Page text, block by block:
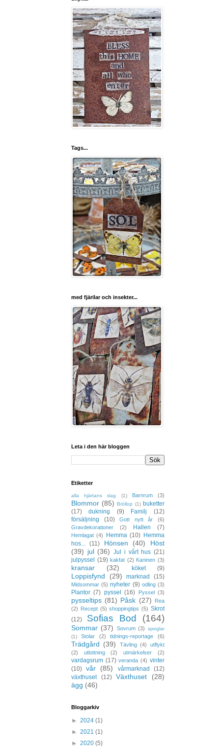
Tags...
med fjärilar och insekter...
Leta i den här bloggen
Etiketter
alla hjärtans dag (1) Barnrum (3)
Blommor (85) Bröllop (1) buketter
(17)
dukning (9) Familj
(12)
försäljning
(10) Gott nytt år
(6)
Gravdekorationer
(2) Hallen (7)
Hemlagat (4) Hemma (10) Hemma
hos...
(11) Hönsen (40)
Höst
(39) jul (36) Jul i vårt hus (21)
julpyssel
(19) kakfat (2) Kaninen (3)
kransar (32) köket (9)
Loppisfynd (29) marknad (15)
Midsommar (5) nyheter (9) odling (3)
Plantor (7) pyssel (16) Pyssel (3)
pysseltips (81) Påsk (27)
Rea
(2) Recept (5) shoppingtips (5) Skrot
(12)
Sofias Bod (164)
Sommar (37) Sovrum (3)
speglar
(1)
Stolar (2) tidnings-reportage (6)
Trädgård (39) Tävling (4)
utflykt
(2)
utlottning (2) utmärkelser (2)
vardagsrum (17) veranda (4) vinter
(10) vår (85) vårmarknad
(12)
växthuset
(12) Växthuset
(28)
ägg (46)
Bloggarkiv
► 2024 (1)
► 2021 (1)
► 2020 (5)